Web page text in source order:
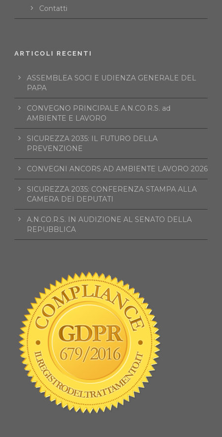
Contatti
ARTICOLI RECENTI
ASSEMBLEA SOCI E UDIENZA GENERALE DEL
PAPA
CONVEGNO PRINCIPALE A.N.CO.R.S. ad
AMBIENTE E LAVORO
SICUREZZA 2035: IL FUTURO DELLA
PREVENZIONE
CONVEGNI ANCORS AD AMBIENTE LAVORO 2026
SICUREZZA 2035: CONFERENZA STAMPA ALLA
CAMERA DEI DEPUTATI
A.N.CO.R.S. IN AUDIZIONE AL SENATO DELLA
REPUBBLICA